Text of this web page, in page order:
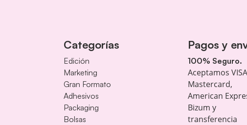
Categorías
Edición
Marketing
Gran Formato
Adhesivos
Packaging
Bolsas
Pagos y
100% Seguro.
Aceptamos
Mastercard,
American
Bizum y
transferencia